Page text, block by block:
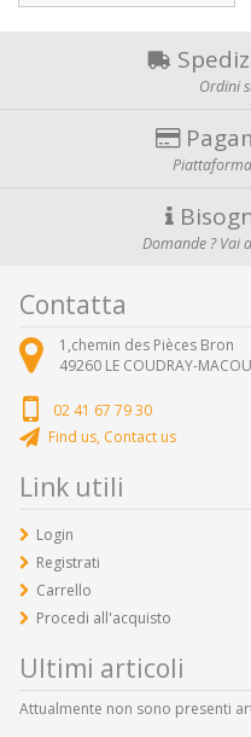
Ordini
Domande ? Vai
Contatta
1,chemin des Pièces Bron
49260 LE COUDRAY-
02 41 67 79 30
Find us, Contact us
Link utili
Login
Registrati
Carrello
Procedi all'acquisto
Ultimi articoli
Attualmente non sono presenti